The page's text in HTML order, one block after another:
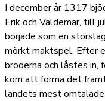
I december år 1317
Erik och Valdemar, till
började som en
mörkt maktspel. Efter
bröderna och låstes
kom att forma det
landets mest omtalade